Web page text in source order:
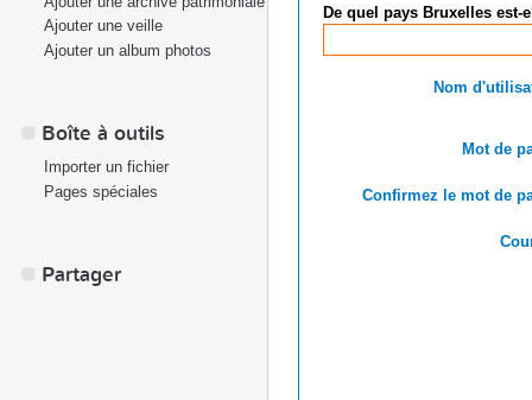
De quel pays Bruxelles
Nom
Mot de
Confirmez le mot de
Ajouter une veille
Ajouter un album photos
Boîte à outils
Importer un fichier
Pages spéciales
Partager